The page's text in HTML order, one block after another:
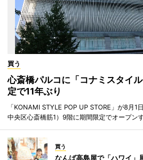
買う
心斎橋パルコに「コナミスタイ
定で11年ぶり
「KONAMI STYLE POP UP STORE」が8月1
中央区心斎橋筋1）9階に期間限定でオープンす
買う
なんば高島屋で「ハワイ」